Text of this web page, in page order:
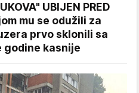
UBIJEN PRED
mu se odužili za
prvo sklonili sa
godine kasnije